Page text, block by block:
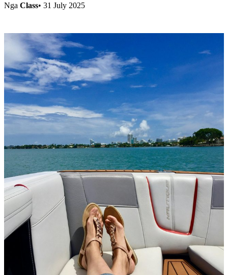
Nga Class• 31 July 2025